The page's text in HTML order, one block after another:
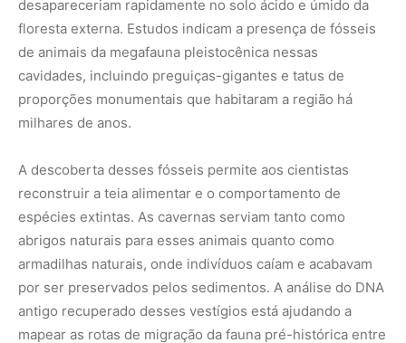
antigo recuperado desses vestígios está ajudando a
mapear as rotas de migração da fauna pré-histórica entre
as Américas, consolidando a Serra dos Carajás como um
ponto nevrálgico para a paleontologia mundial.